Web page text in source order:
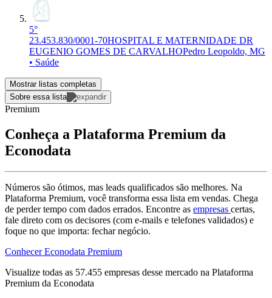
5°
23.453.830/0001-70HOSPITAL E MATERNIDADE DR
EUGENIO GOMES DE CARVALHOPedro Leopoldo, MG
• Saúde
Mostrar listas completas
Sobre essa lista
Premium
Conheça a Plataforma Premium da
Econodata
Números são ótimos, mas leads qualificados são melhores. Na
Plataforma Premium, você transforma essa lista em vendas. Chega
de perder tempo com dados errados. Encontre as empresas certas,
fale direto com os decisores (com e-mails e telefones validados) e
foque no que importa: fechar negócio.
Conhecer Econodata Premium
Visualize todas as 57.455 empresas desse mercado na Plataforma
Premium da Econodata